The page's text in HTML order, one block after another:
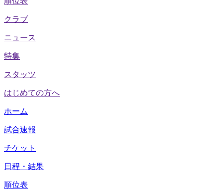
クラブ
ニュース
特集
スタッツ
はじめての方へ
ホーム
試合速報
チケット
日程・結果
順位表